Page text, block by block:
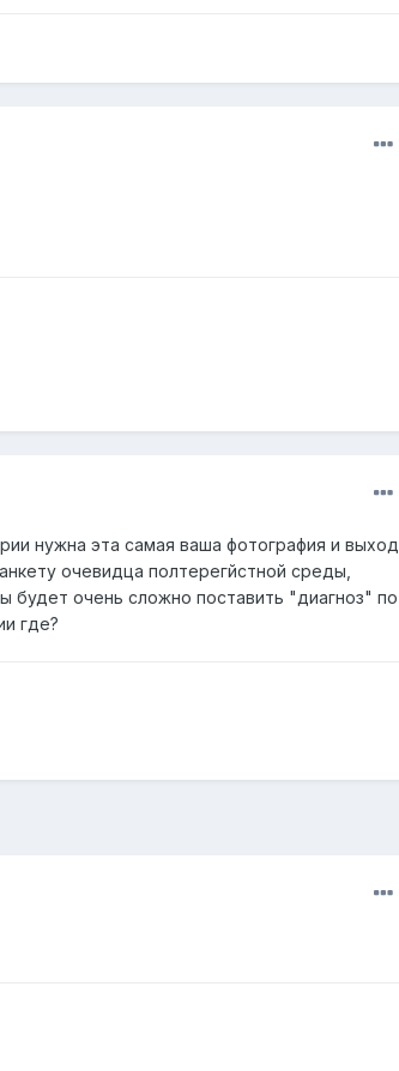
нужна эта самая ваша фотография и выход
очевидца полтерегйстной среды,
будет очень сложно поставить "диагноз" по
где?